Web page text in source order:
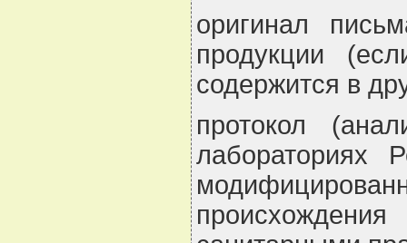
оригинал
продукции
содержится в
протокол
лабораториях